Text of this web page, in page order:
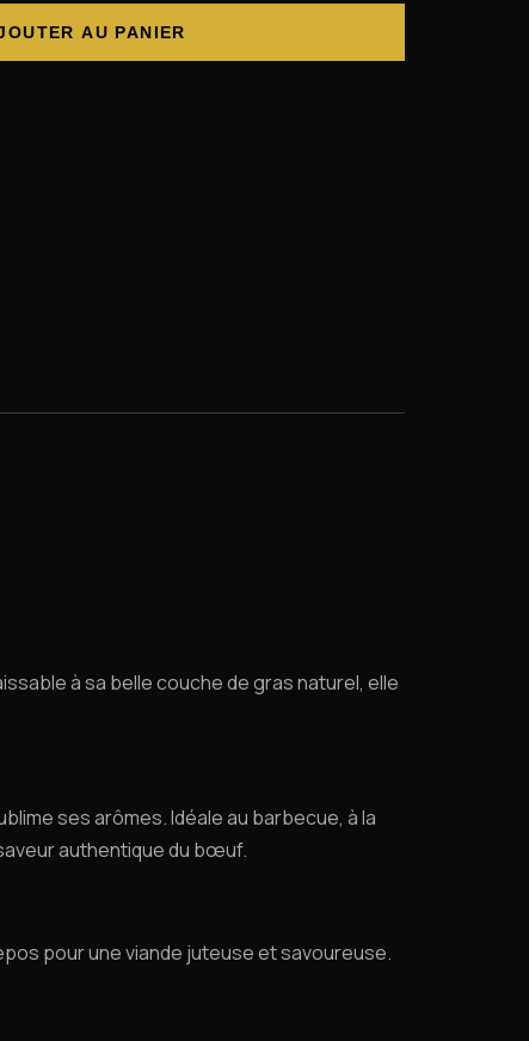
AU PANIER
à sa belle couche de gras naturel, elle
ses arômes. Idéale au barbecue, à la
authentique du bœuf.
pour une viande juteuse et savoureuse.